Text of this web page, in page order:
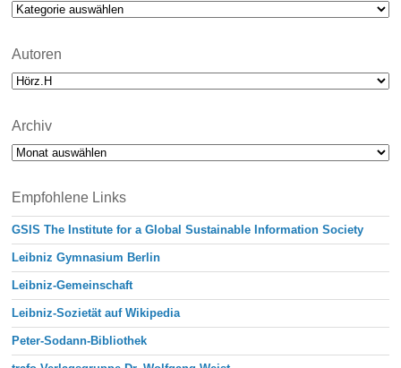
eKategorien
Autoren
Archiv
Archiv
Empfohlene Links
GSIS The Institute for a Global Sustainable Information Society
Leibniz Gymnasium Berlin
Leibniz-Gemeinschaft
Leibniz-Sozietät auf Wikipedia
Peter-Sodann-Bibliothek